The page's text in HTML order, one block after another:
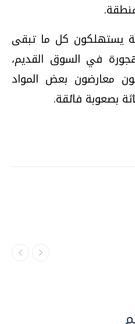
يستهلكون كل ما تبقى
في السوق القديم،
معارضون بعض المواد
بصعوبة فائقة.